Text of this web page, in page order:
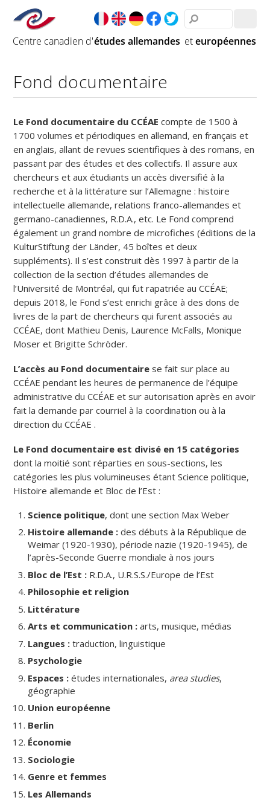
Fond documentaire
Le Fond documentaire du CCÉAE compte de 1500 à
1700 volumes et périodiques en allemand, en français et
en anglais, allant de revues scientifiques à des romans, en
passant par des études et des collectifs. Il assure aux
chercheurs et aux étudiants un accès diversifié à la
recherche et à la littérature sur l’Allemagne : histoire
intellectuelle allemande, relations franco-allemandes et
germano-canadiennes, R.D.A., etc. Le Fond comprend
également un grand nombre de microfiches (éditions de la
KulturStiftung der Länder, 45 boîtes et deux
suppléments). Il s’est construit dès 1997 à partir de la
collection de la section d’études allemandes de
l’Université de Montréal, qui fut rapatriée au CCÉAE;
depuis 2018, le Fond s’est enrichi grâce à des dons de
livres de la part de chercheurs qui furent associés au
CCÉAE, dont Mathieu Denis, Laurence McFalls, Monique
Moser et Brigitte Schröder.
L’accès au Fond documentaire se fait sur place au
CCÉAE pendant les heures de permanence de l’équipe
administrative du CCÉAE et sur autorisation après en avoir
fait la demande par courriel à la coordination ou à la
direction du CCÉAE .
Le Fond documentaire est divisé en 15 catégories
dont la moitié sont réparties en sous-sections, les
catégories les plus volumineuses étant Science politique,
Histoire allemande et Bloc de l’Est :
Science politique, dont une section Max Weber
Histoire allemande : des débuts à la République de
Weimar (1920-1930), période nazie (1920-1945), de
l’après-Seconde Guerre mondiale à nos jours
Bloc de l’Est : R.D.A., U.R.S.S./Europe de l’Est
Philosophie et religion
Littérature
Arts et communication : arts, musique, médias
Langues : traduction, linguistique
Psychologie
Espaces : études internationales, area studies,
géographie
Union européenne
Berlin
Économie
Sociologie
Genre et femmes
Les Allemands